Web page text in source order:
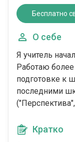
Бесплатно
О себе
Я учитель
Работаю более
подготовке к
последними
Кратко